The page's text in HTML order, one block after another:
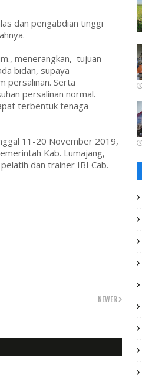
dan pengabdian tinggi
menerangkan, tujuan
bidan, supaya
persalinan. Serta
persalinan normal.
terbentuk tenaga
11-20 November 2019,
Kab. Lumajang,
dan trainer IBI Cab.
NEWER